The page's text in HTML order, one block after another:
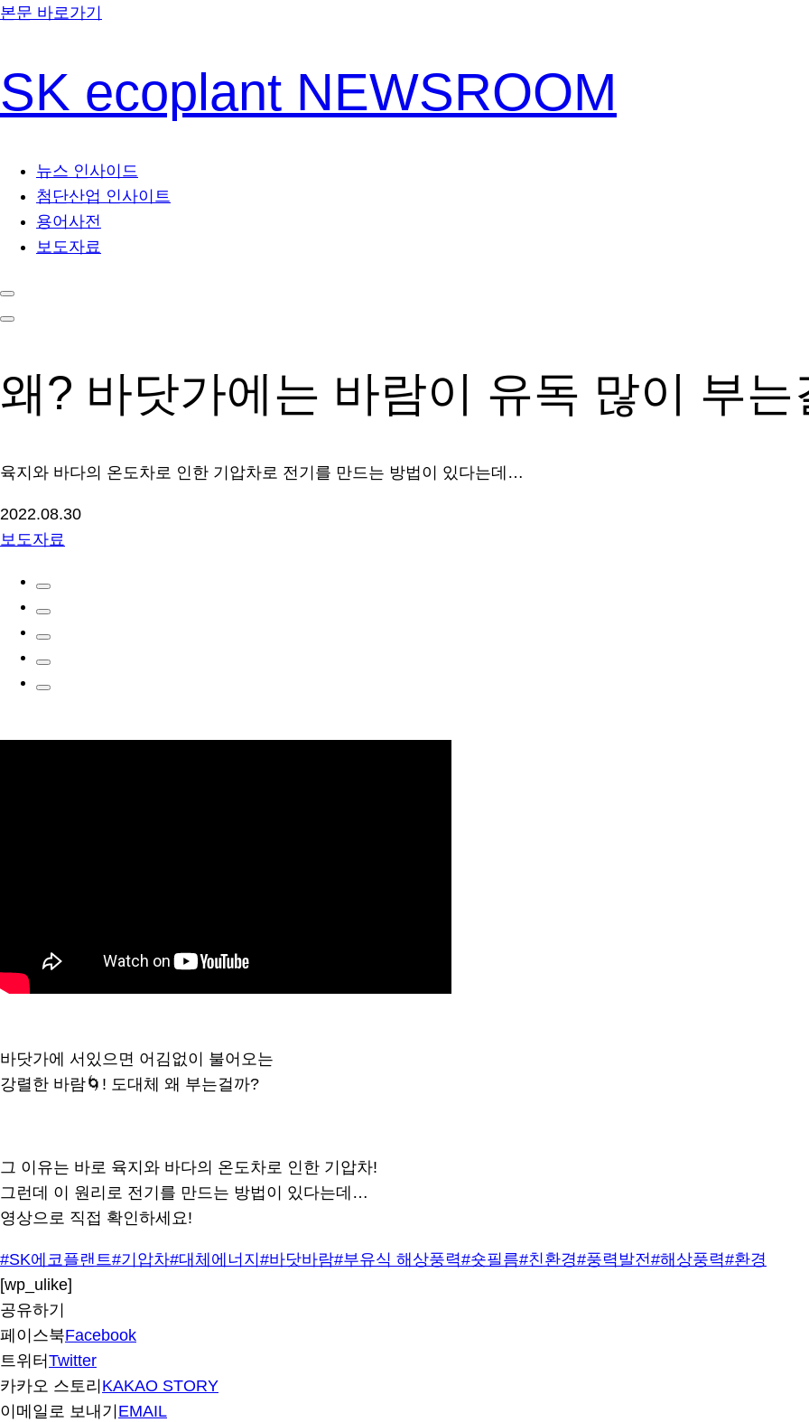
본문 바로가기
SK ecoplant NEWSROOM
뉴스 인사이드
첨단산업 인사이트
용어사전
보도자료
왜? 바닷가에는 바람이 유독 많이 부는
육지와 바다의 온도차로 인한 기압차로 전기를 만드는 방법이 있다는데…
2022.08.30
보도자료
바닷가에 서있으면 어김없이 불어오는
강렬한 바람🌀! 도대체 왜 부는걸까?
그 이유는 바로 육지와 바다의 온도차로 인한 기압차!
그런데 이 원리로 전기를 만드는 방법이 있다는데…
영상으로 직접 확인하세요!
#SK에코플랜트#기압차#대체에너지 #바닷바람#부유식 해상풍력#숏필름#친환경#풍력발전#해상풍력#환경
[wp_ulike]
공유하기
페이스북Facebook
트위터 Twitter
카카오 스토리 KAKAO STORY
이메일로 보내기 EMAIL